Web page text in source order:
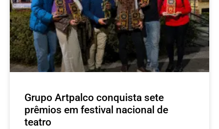
Grupo Artpalco conquista sete
prêmios em festival nacional de
teatro